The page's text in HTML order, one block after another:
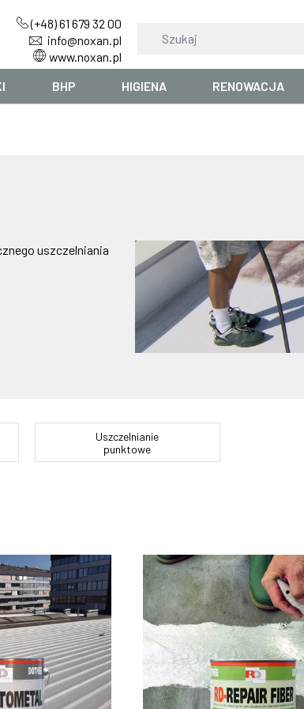
(+48) 61 679 32 00
info@noxan.pl
www.noxan.pl
BHP HIGIENA RENOWACJA
uszczelniania
Uszczelnianie
punktowe